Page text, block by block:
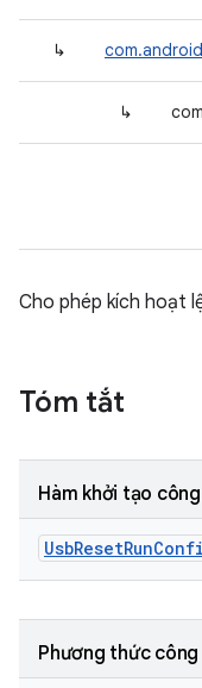
↳
↳
Cho phép kích hoạt
Tóm tắt
Hàm khởi tạo
UsbResetRun
Phương thức công